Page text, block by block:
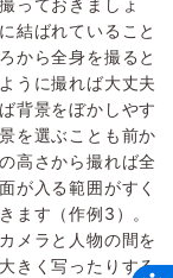
っておきましょ
結ばれていること
から全身を撮ると
うに撮れば大丈夫
背景をぼかしやす
を選ぶことも前か
高さから撮れば全
が入る範囲がすく
ます（作例3）。
メラと人物の間を
きく写ったりする